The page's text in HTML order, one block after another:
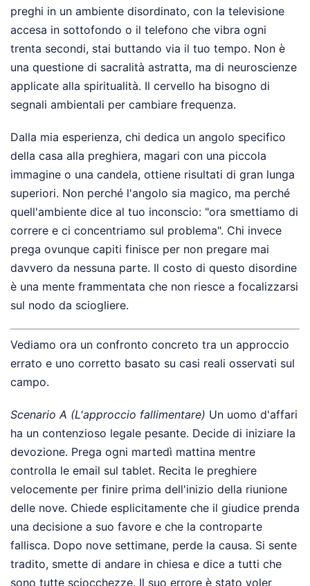
preghi in un ambiente disordinato, con la televisione
accesa in sottofondo o il telefono che vibra ogni
trenta secondi, stai buttando via il tuo tempo. Non è
una questione di sacralità astratta, ma di neuroscienze
applicate alla spiritualità. Il cervello ha bisogno di
segnali ambientali per cambiare frequenza.
Dalla mia esperienza, chi dedica un angolo specifico
della casa alla preghiera, magari con una piccola
immagine o una candela, ottiene risultati di gran lunga
superiori. Non perché l'angolo sia magico, ma perché
quell'ambiente dice al tuo inconscio: "ora smettiamo di
correre e ci concentriamo sul problema". Chi invece
prega ovunque capiti finisce per non pregare mai
davvero da nessuna parte. Il costo di questo disordine
è una mente frammentata che non riesce a focalizzarsi
sul nodo da sciogliere.
Vediamo ora un confronto concreto tra un approccio
errato e uno corretto basato su casi reali osservati sul
campo.
Scenario A (L'approccio fallimentare) Un uomo d'affari
ha un contenzioso legale pesante. Decide di iniziare la
devozione. Prega ogni martedì mattina mentre
controlla le email sul tablet. Recita le preghiere
velocemente per finire prima dell'inizio della riunione
delle nove. Chiede esplicitamente che il giudice prenda
una decisione a suo favore e che la controparte
fallisca. Dopo nove settimane, perde la causa. Si sente
tradito, smette di andare in chiesa e dice a tutti che
sono tutte sciocchezze. Il suo errore è stato voler